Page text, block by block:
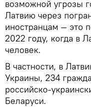
возможной угрозы
Латвию через
иностранцам — это
2022 году, когда в
человек.
В частности, в
Украины, 234
российско-
Беларуси.